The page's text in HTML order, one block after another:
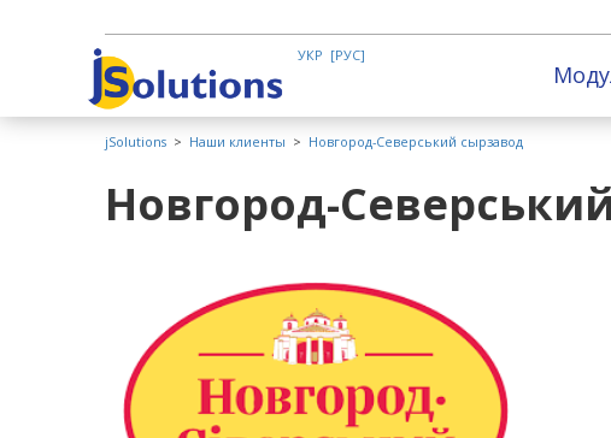
УКР РУС
jSolutions > Наши клиенты > Новгород-Северський сырзавод
Новгород-